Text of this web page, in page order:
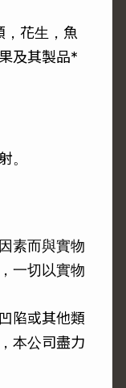
，花生，魚
及其製品*
。
素而與實物
一切以實物
陷或其他類
本公司盡力